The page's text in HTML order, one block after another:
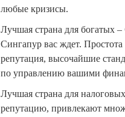
любые кризисы.
Лучшая страна для богатых –
Сингапур вас ждет. Простота
репутация, высочайшие
по управлению вашими
Лучшая страна для
репутацию, привлекают